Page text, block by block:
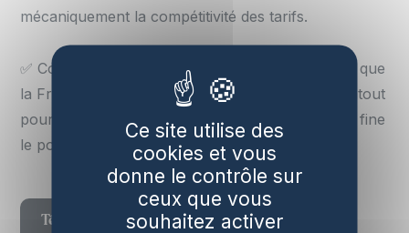
mécaniquement la compétitivité des tarifs.
✅ Consolider la situation d’abondance électrique que
la France rencontre aujourd’hui car elle est un atout
pour la décarbonation, la réindustrialisation et in fine
le pouvoir d’achat des Français.
Télécharger la contribution publique
Ce site utilise des
cookies et vous
donne le contrôle sur
ceux que vous
souhaitez activer